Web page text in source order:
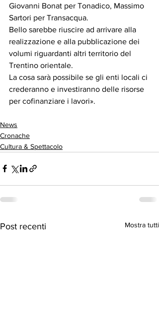
Giovanni Bonat per Tonadico, Massimo
Sartori per Transacqua.
Bello sarebbe riuscire ad arrivare alla
realizzazione e alla pubblicazione dei
volumi riguardanti altri territorio del
Trentino orientale.
La cosa sarà possibile se gli enti locali ci
crederanno e investiranno delle risorse
per cofinanziare i lavori».
News
Cronache
Cultura & Spettacolo
Post recenti Mostra tutti